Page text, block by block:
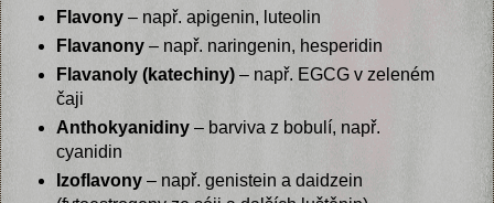
Flavony– např. apigenin, luteolin
Flavanony– např. naringenin, hesperidin
Flavanoly (katechiny)– např. EGCG v zeleném
čaji
Anthokyanidiny– barviva z bobulí, např.
cyanidin
Izoflavony– např. genistein a daidzein